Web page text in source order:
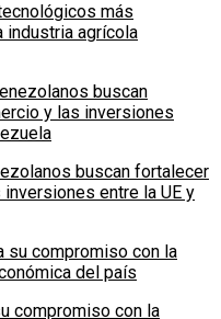
más
industria agrícola
buscan fortalecer
entre la UE y
compromiso con la